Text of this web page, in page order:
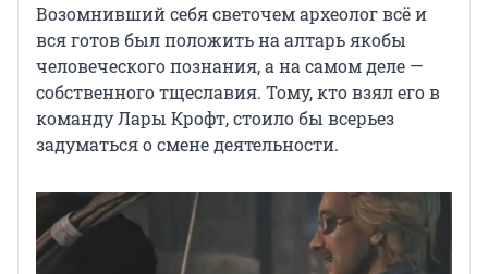
Возомнивший себя светочем археолог всё и
вся готов был положить на алтарь якобы
человеческого познания, а на самом деле —
собственного тщеславия. Тому, кто взял его в
команду Лары Крофт, стоило бы всерьез
задуматься о смене деятельности.